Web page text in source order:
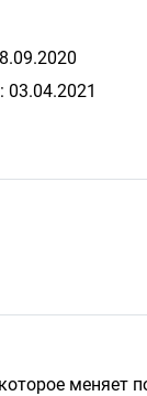
03.04.2021
меняет